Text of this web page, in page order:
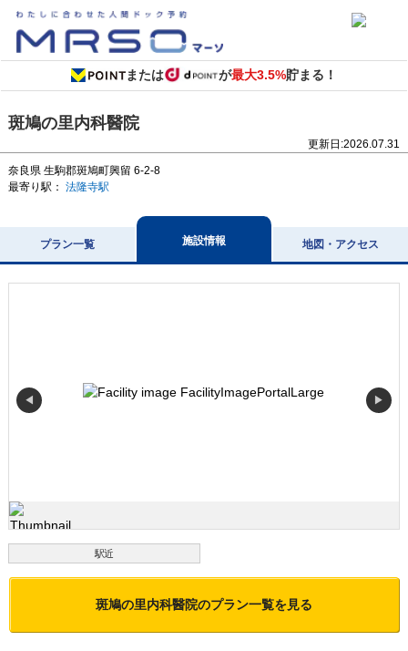
または が最大3.5%貯まる！
斑鳩の里内科醫院
更新日:2026.07.31
奈良県 生駒郡斑鳩町興留 6-2-8
最寄り駅： 法隆寺駅
プラン一覧 施設情報 地図・アクセス
◀ ▶
駅近
斑鳩の里内科醫院のプラン一覧を見る